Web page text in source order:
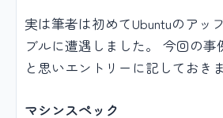
実は筆者は初めてUbuntuのアッ
ブルに遭遇しました。 今回の事
と思いエントリーに記しておきま
マシンスペック